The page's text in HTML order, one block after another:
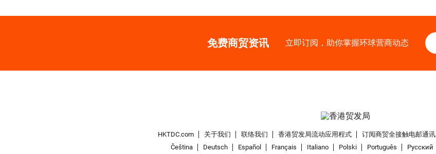
免费商贸资讯 立即订阅，助你掌握环球营商动态
HKTDC.com 关于我们 联络我们 香港贸发局流动应用程式 订阅商贸全接触电邮通讯
Čeština
Deutsch Español Français Italiano Polski Português Pусский